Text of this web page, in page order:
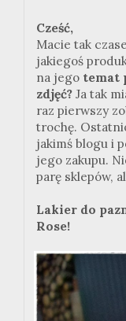
Cześć,
Macie tak
jakiegoś
na jego temat
zdjęć? Ja tak
raz pierwszy
trochę.
jakimś blogu i
jego zakupu.
parę sklepów,
Lakier do
Rose!